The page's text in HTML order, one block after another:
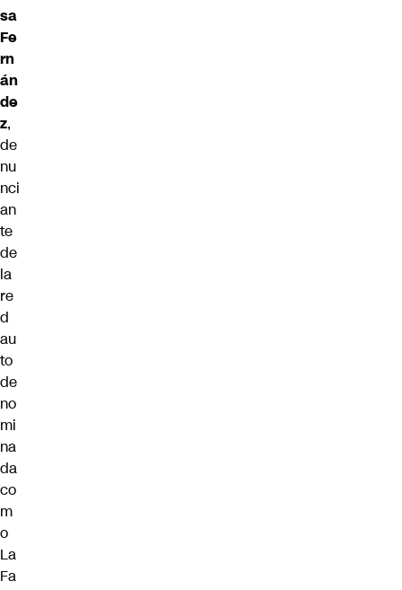
sa
Fe
rn
án
de
z,
de
nu
nci
an
te
de
la
re
d
au
to
de
no
mi
na
da
co
m
o
La
Fa